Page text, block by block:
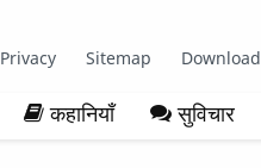
Privacy Sitemap Download
कहानियाँ सुविचार